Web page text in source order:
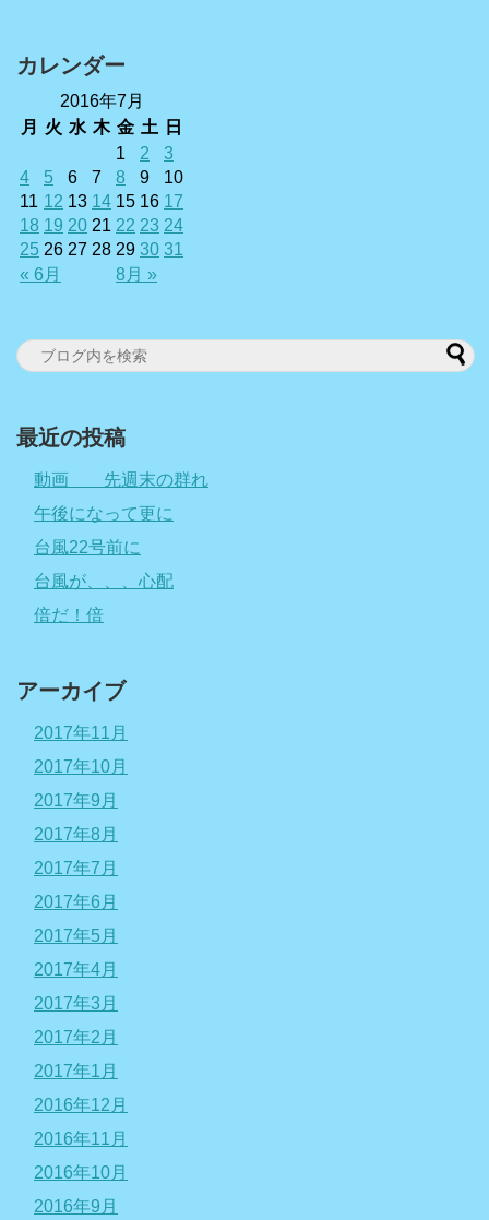
カレンダー
2016年7月
月
火 水 木 金 土 日
« 6月 8月 »
1 2
3
4
5 6 7 8 9
10
11 12 13 14 15 16 17
18 19 20 21 22 23 24
25 26 27 28 29 30 31
最近の投稿
動画 先週末の群れ
午後になって更に
台風22号前に
台風が、、、心配
倍だ！倍
アーカイブ
2017年11月
2017年10月
2017年9月
2017年8月
2017年7月
2017年6月
2017年5月
2017年4月
2017年3月
2017年2月
2017年1月
2016年12月
2016年11月
2016年10月
2016年9月